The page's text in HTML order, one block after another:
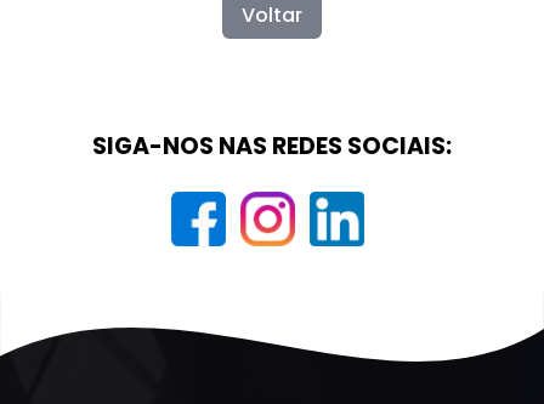
Voltar
SIGA-NOS NAS REDES SOCIAIS: